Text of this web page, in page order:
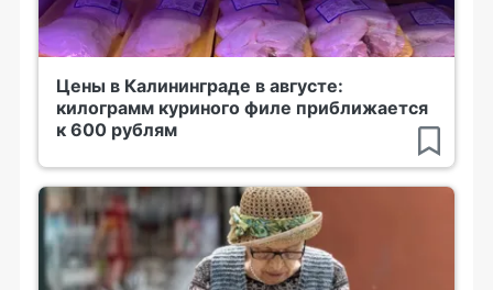
Цены в Калининграде в августе:
килограмм куриного филе приближается
к 600 рублям